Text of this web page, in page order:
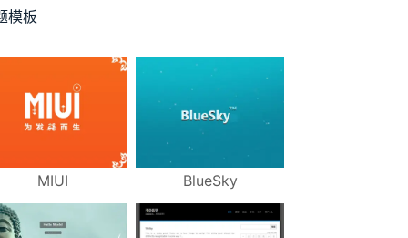
模板
MIUI BlueSky